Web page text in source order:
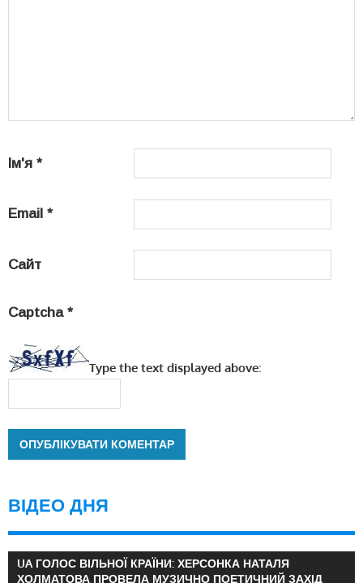
Ім'я *
Email *
Сайт
Captcha *
Type the text displayed above:
ВІДЕО ДНЯ
UA ГОЛОС ВІЛЬНОЇ КРАЇНИ: ХЕРСОНКА НАТАЛЯ
ХОЛМАТОВА ПРОВЕЛА МУЗИЧНО ПОЕТИЧНИЙ ЗАХІД